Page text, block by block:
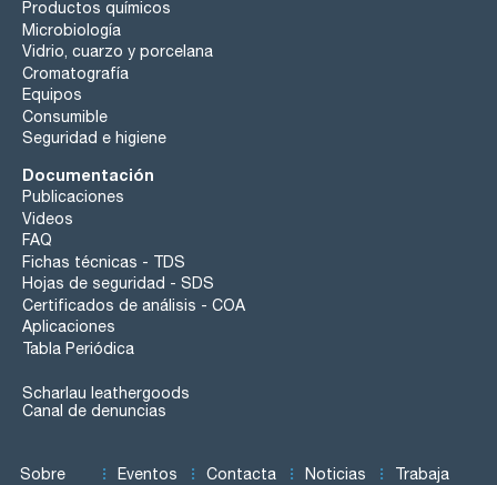
Productos químicos
Microbiología
Vidrio, cuarzo y porcelana
Cromatografía
Equipos
Consumible
Seguridad e higiene
Documentación
Publicaciones
Videos
FAQ
Fichas técnicas - TDS
Hojas de seguridad - SDS
Certificados de análisis - COA
Aplicaciones
Tabla Periódica
Scharlau leathergoods
Canal de denuncias
Sobre
Eventos Contacta Noticias
Trabaja